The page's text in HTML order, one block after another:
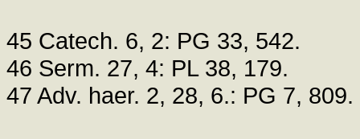
45 Catech. 6, 2: PG 33, 542.
46 Serm. 27, 4: PL 38, 179.
47 Adv. haer. 2, 28, 6.: PG 7, 809.